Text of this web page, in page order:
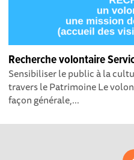
Recherche volontaire
Sensibiliser le public à la
travers le Patrimoine Le
façon générale,...